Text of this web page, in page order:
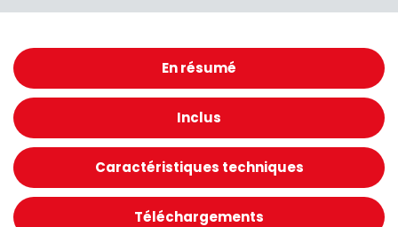
En résumé
Inclus
Caractéristiques techniques
Téléchargements